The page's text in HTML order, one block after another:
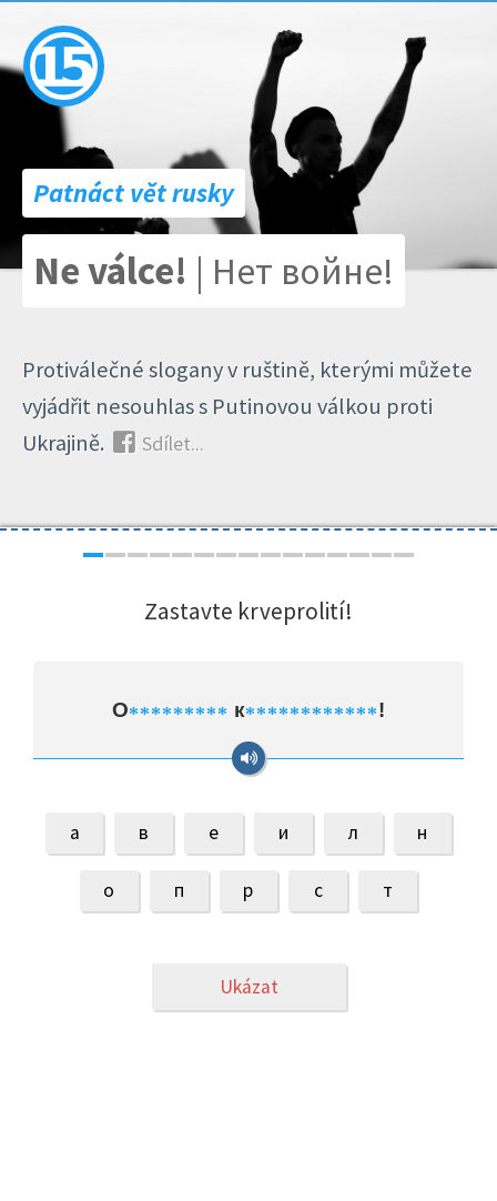
Patnáct vět rusky
Ne válce! | Нет войне!
Protiválečné slogany v ruštině, kterými můžete
vyjádřit nesouhlas s Putinovou válkou proti
Ukrajině.
Sdílet...
Zastavte krveprolití!
О********* к************!
а в е и л н
о п р с т
Ukázat